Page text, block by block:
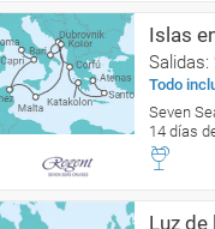
Islas
Todo
Seven
14 días
Luz